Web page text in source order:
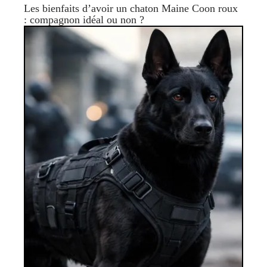
Les bienfaits d’avoir un chaton Maine Coon roux
: compagnon idéal ou non ?